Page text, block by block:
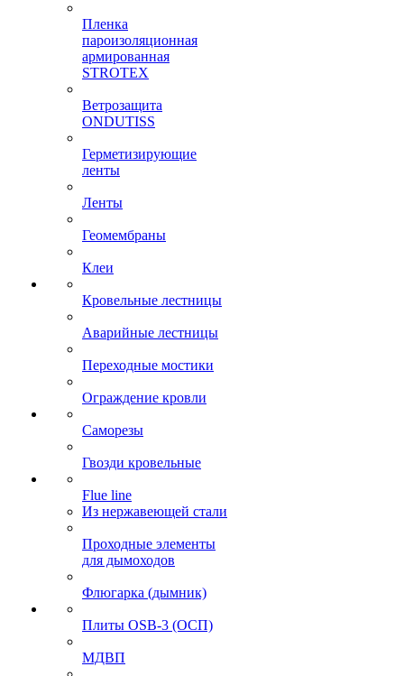
Пленка
пароизоляционная
армированная
STROTEX
Ветрозащита
ONDUTISS
Герметизирующие
ленты
Ленты
Геомембраны
Клеи
Кровельные лестницы
Аварийные лестницы
Переходные мостики
Ограждение кровли
Саморезы
Гвозди кровельные
Flue line
Из нержавеющей стали
Проходные элементы
для дымоходов
Флюгарка (дымник)
Плиты OSB-3 (ОСП)
МДВП